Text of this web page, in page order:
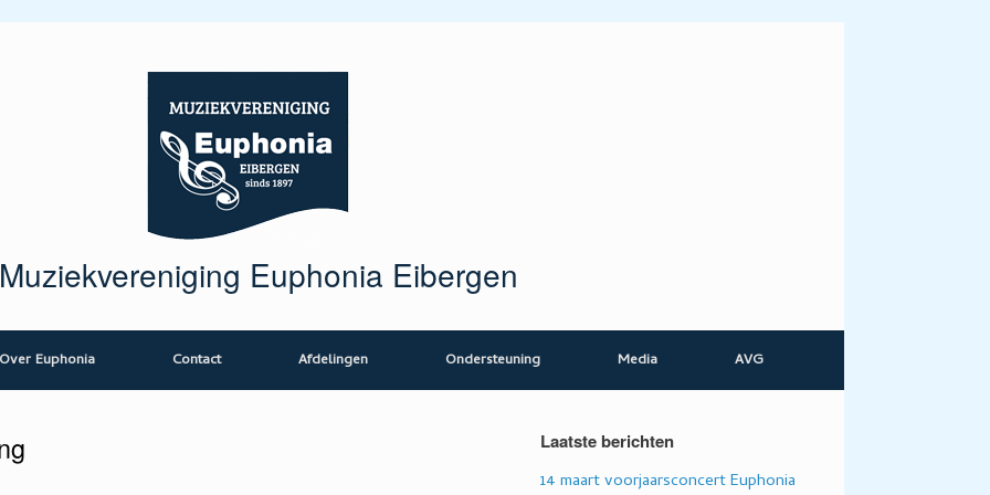
Muziekvereniging Euphonia Eibergen
Over Euphonia Contact Afdelingen Ondersteuning Media AVG
Laatste berichten
14 maart voorjaarsconcert Euphonia